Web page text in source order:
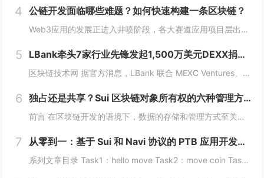
4 公链开发面临哪些难题？如何快速构建一条区块链？
Web3应用的发展正进入井喷阶段，各大赛道应用项目层出不穷，同时公链赛道也在稳步增长，据Coingecko数据显示，目前收录的L1和L2项目已经超过7000个，这里面不仅有做基础设施的L1，还有许多专注于业务的应用链。公链的发展已不局限于基...
5 LBank牵头7家行业先锋发起1,500万美元DEXX捐赠计划
区块链技术网 据官方消息，LBank 联合 MEXC Ventures、HashKey Capital、SevenX Ventures、Mask Network 等共同发起了对 DEXX 的 1,500 万美元捐赠计划，该计划将为...
6 独占还是共享？Sui 区块链对象所有权的六种管理方式全解析
前言 在区块链开发的语境下，数据的存储和管理方式至关重要。而 Move 语言作为一种专为区块链设计的编程语言，以其灵活的语法和强大的能力系统，成为 Sui 区块链的核心语言。本文将围绕 Move 语言中的结构体展开，解析其在 Sui 区块...
7 从零到一：基于 Sui 和 Navi 协议的 PTB 应用开发教程
系列文章目录 Task1：hello move Task2：move coin Task3：move nft Task4：move game Task5：move swap Task6：sdk ptb 更多精彩内容，敬请期待！️...